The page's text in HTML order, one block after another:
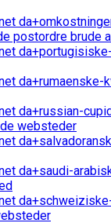
postordre brude
da+rumaenske-
da+russian-
websteder
da+saudi-